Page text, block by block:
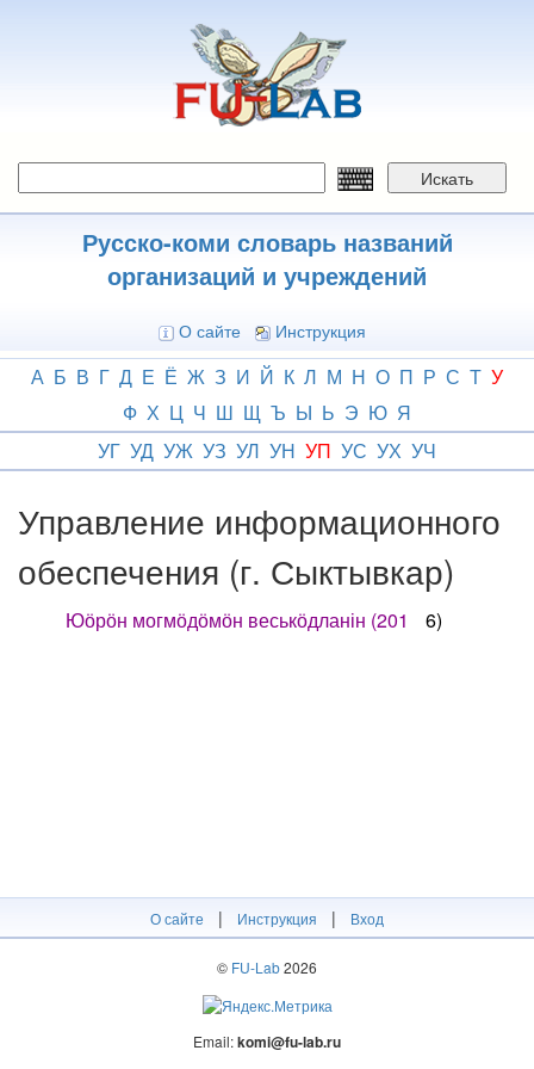
Искать
Русско-коми словарь названий
организаций и учреждений
О сайте Инструкция
А Б В Г Д Е Ё Ж З И Й К Л М Н О П Р С Т У
Ф Х Ц Ч Ш Щ Ъ Ы Ь Э Ю Я
УГ УД УЖ УЗ УЛ УН УП УС УХ УЧ
Управление информационного
обеспечения (г. Сыктывкар)
Юӧрӧн могмӧдӧмӧн веськӧдланін (201 6)
О сайте | Инструкция | Вход
© FU-Lab2026
Email:komi@fu-lab.ru